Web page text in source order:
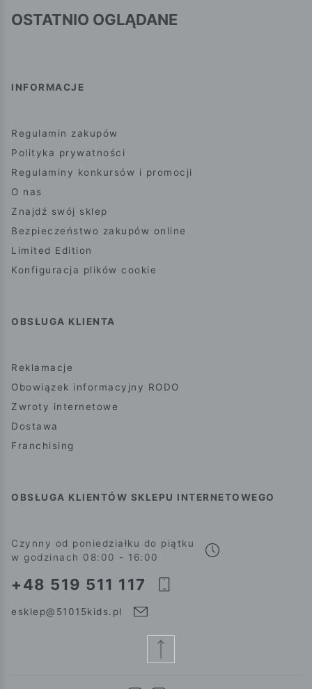
OSTATNIO OGLĄDANE
INFORMACJE
Regulamin zakupów
Polityka prywatności
Regulaminy konkursów i promocji
O nas
Znajdź swój sklep
Bezpieczeństwo zakupów online
Limited Edition
Konfiguracja plików cookie
OBSŁUGA KLIENTA
Reklamacje
Obowiązek informacyjny RODO
Zwroty internetowe
Dostawa
Franchising
OBSŁUGA KLIENTÓW SKLEPU INTERNETOWEGO
Czynny od poniedziałku do piątku
w godzinach 08:00 - 16:00
+48 519 511 117
esklep@51015kids.pl